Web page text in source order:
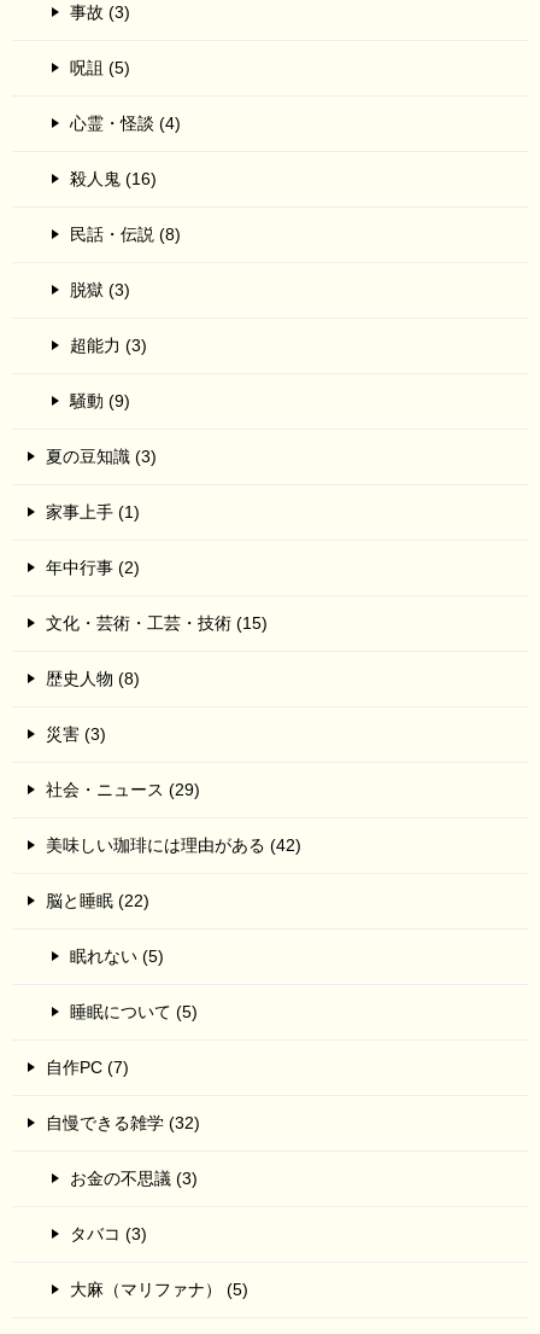
事故 (3)
呪詛 (5)
心霊・怪談 (4)
殺人鬼 (16)
民話・伝説 (8)
脱獄 (3)
超能力 (3)
騒動 (9)
夏の豆知識 (3)
家事上手 (1)
年中行事 (2)
文化・芸術・工芸・技術 (15)
歴史人物 (8)
災害 (3)
社会・ニュース (29)
美味しい珈琲には理由がある (42)
脳と睡眠 (22)
眠れない (5)
睡眠について (5)
自作PC (7)
自慢できる雑学 (32)
お金の不思議 (3)
タバコ (3)
大麻（マリファナ） (5)